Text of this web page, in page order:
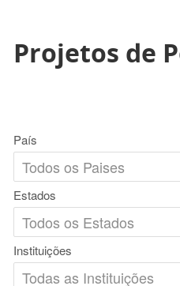
Projetos de
País
Estados
Instituições